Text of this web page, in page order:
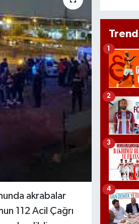
akrabalar
112 Acil Çağrı
1
2
3
4